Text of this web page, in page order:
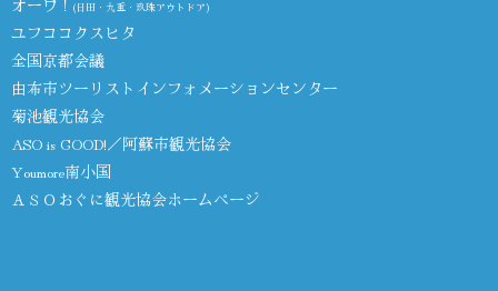
(日田・九重・玖珠アウトドア)
ユフココクスヒタ
全国京都会議
由布市ツーリストインフォメーションセンター
菊池観光協会
ASO is GOOD!／阿蘇市観光協会
Youmore南小国
ＡＳＯおぐに観光協会ホームページ